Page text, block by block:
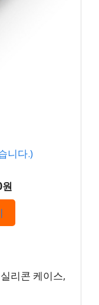
니다.)
리콘 케이스,